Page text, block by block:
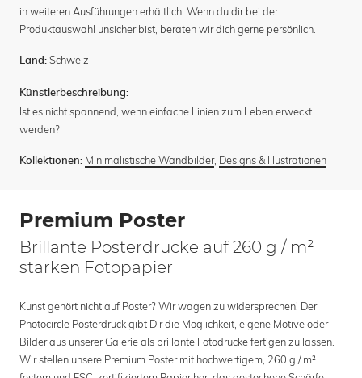
in weiteren Ausführungen erhältlich. Wenn du dir bei der
Produktauswahl unsicher bist, beraten wir dich gerne persönlich.
Land: Schweiz
Künstlerbeschreibung:
Ist es nicht spannend, wenn einfache Linien zum Leben erweckt
werden?
Kollektionen: Minimalistische Wandbilder, Designs & Illustrationen
Premium Poster
Brillante Posterdrucke auf 260 g / m²
starken Fotopapier
Kunst gehört nicht auf Poster? Wir wagen zu widersprechen! Der
Photocircle Posterdruck gibt Dir die Möglichkeit, eigene Motive oder
Bilder aus unserer Galerie als brillante Fotodrucke fertigen zu lassen.
Wir stellen unsere Premium Poster mit hochwertigem, 260 g / m²